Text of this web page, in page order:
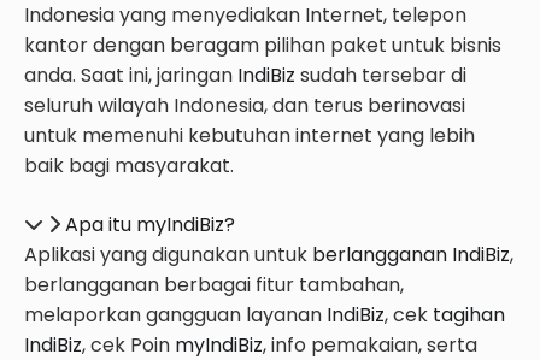
Indonesia yang menyediakan Internet, telepon
kantor dengan beragam pilihan paket untuk bisnis
anda. Saat ini, jaringan IndiBiz sudah tersebar di
seluruh wilayah Indonesia, dan terus berinovasi
untuk memenuhi kebutuhan internet yang lebih
baik bagi masyarakat.
Apa itu myIndiBiz?
Aplikasi yang digunakan untuk berlangganan IndiBiz,
berlangganan berbagai fitur tambahan,
melaporkan gangguan layanan IndiBiz, cek tagihan
IndiBiz, cek Poin myIndiBiz, info pemakaian, serta